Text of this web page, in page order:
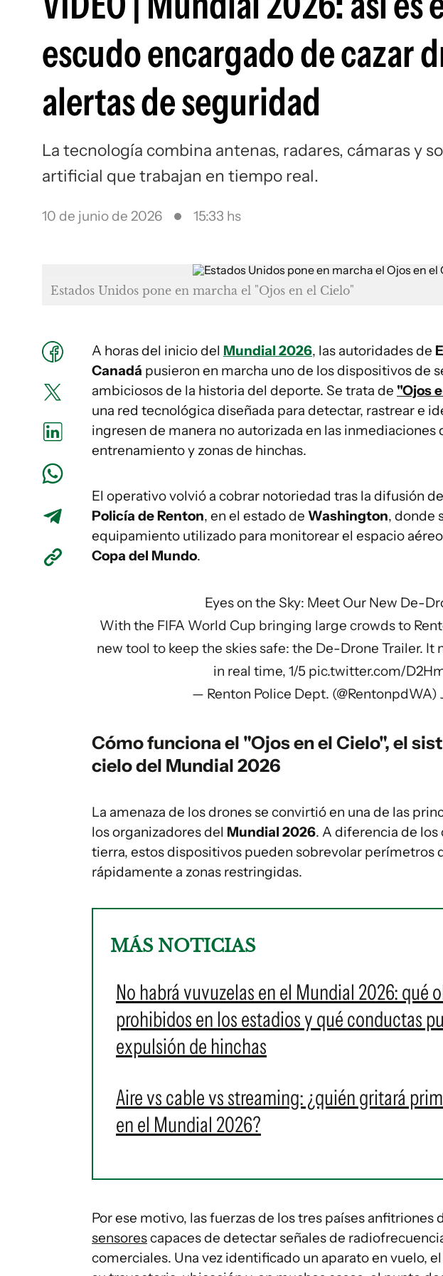
escudo encargado de cazar
alertas de seguridad
La tecnología combina antenas, radares, cámaras y
artificial que trabajan en tiempo real.
10 de junio de 2026 15:33 hs
Estados Unidos pone en marcha el "Ojos en el Cielo"
A horas del inicio del Mundial 2026, las autoridades de
Canadá pusieron en marcha uno de los dispositivos de
ambiciosos de la historia del deporte. Se trata de "Ojos
una red tecnológica diseñada para detectar, rastrear e
ingresen de manera no autorizada en las inmediaciones
entrenamiento y zonas de hinchas.
El operativo volvió a cobrar notoriedad tras la difusión
Policía de Renton, en el estado de Washington, donde
equipamiento utilizado para monitorear el espacio
Copa del Mundo.
Eyes on the Sky: Meet Our New De-
With the FIFA World Cup bringing large crowds to
new tool to keep the skies safe: the De-Drone Trailer.
in real time, 1/5 pic.twitter.com/
— Renton Police Dept. (@RentonpdWA)
Cómo funciona el "Ojos en el Cielo", el
cielo del Mundial 2026
La amenaza de los drones se convirtió en una de las
los organizadores del Mundial 2026. A diferencia de
tierra, estos dispositivos pueden sobrevolar perímetros
rápidamente a zonas restringidas.
MÁS NOTICIAS
No habrá vuvuzelas en el Mundial 2026: qué
prohibidos en los estadios y qué conductas
expulsión de hinchas
Aire vs cable vs streaming: ¿quién gritará
en el Mundial 2026?
Por ese motivo, las fuerzas de los tres países anfitriones
sensorescapaces de detectar señales de
comerciales. Una vez identificado un aparato en vuelo,